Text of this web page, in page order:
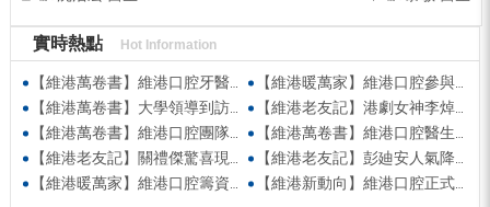
實時熱點 Hot Information
【維港萬卷書】維港口腔牙醫團隊受邀參與「數字化顯微美學」學術交流 以顯微級細膩雕琢自信笑容
【維港暖萬家】維港口腔參與福田口岸社區公益活動 守護街坊健康笑容
【維港萬卷書】大學領導到訪維港口腔參觀交流 高度讚賞院感消毒與規範化管理
【維港老友記】港劇女神李焯寧現身維港口腔擔任一日店長，分享護牙心得
【維港萬卷書】維港口腔團隊走進香港書展 感受閱讀力量拓寬專業視野
【維港萬卷書】維港口腔醫生團隊受邀參與美國登士柏西諾德專題研討 聚焦無牙頜種植修復前沿策略
【維港老友記】關禮傑驚喜現身維港口腔出任明星一日CEO 即場演繹同分享經驗！
【維港老友記】彭廸安人氣降臨維港口腔任明星一日店長 勁歌熱舞快閃表演點燃全場！
【維港暖萬家】維港口腔籌資捐款援助廣西洪澇災區 攜手香港廣西南寧同鄉會共獻愛心
【維港新動向】維港口腔正式獲聘為「羅湖區社會醫療機構行業協會監事單位」